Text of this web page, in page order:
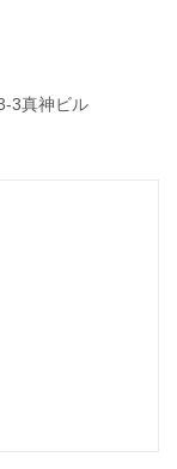
3真神ビル